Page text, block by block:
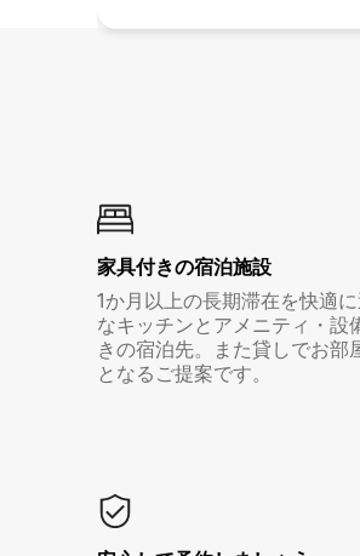
家具付き⁠の宿⁠泊⁠施⁠設
1か月以上の長期滞在を快適
なキッチンとアメニティ・設
きの宿泊先。また貸しでお部
となるご提案です。